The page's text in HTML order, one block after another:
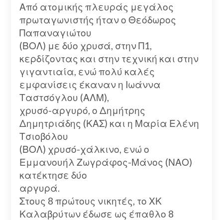
Από ατομικής πλευράς μεγάλος
πρωταγωνιστής ήταν ο Θεόδωρος
Παπαναγιώτου
(ΒΟΛ) με δύο χρυσά, στην Π1,
κερδίζοντας και στην τεχνική και στην
γιγαντιαία, ενώ πολύ καλές
εμφανίσεις έκαναν η Ιωάννα
Ταστσόγλου (ΑΛΜ),
χρυσό-αργυρό, ο Δημήτρης
Δημητριάδης (ΚΑΣ) και η Μαρία Ελένη
Τσιοβόλου
(ΒΟΛ) χρυσό-χάλκινο, ενώ ο
Εμμανουήλ Ζωγράφος-Μάνος (ΝΑΟ)
κατέκτησε δύο
αργυρά.
Στους 8 πρώτους νικητές, το ΧΚ
Καλαβρύτων έδωσε ως έπαθλο 8